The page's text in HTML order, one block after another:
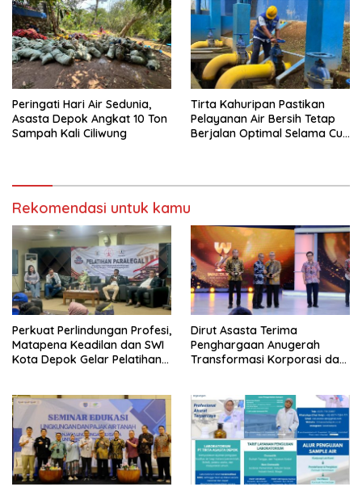
Peringati Hari Air Sedunia,
Asasta Depok Angkat 10 Ton
Sampah Kali Ciliwung
Tirta Kahuripan Pastikan
Pelayanan Air Bersih Tetap
Berjalan Optimal Selama Cuti
Rekomendasi untuk kamu
Perkuat Perlindungan Profesi,
Matapena Keadilan dan SWI
Kota Depok Gelar Pelatihan
Dirut Asasta Terima
Penghargaan Anugerah
Transformasi Korporasi dan